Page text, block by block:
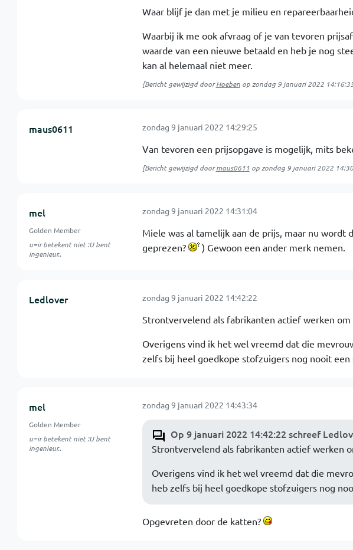
Waar blijf je dan met je milieu en
Waarbij ik me ook afvraag of je van tevoren
waarde van een nieuwe betaald en heb je nog
kan al helemaal niet meer.
[Bericht gewijzigd doorHoebenop zondag 9 januari 2022
maus0611 zondag 9 januari 2022 14:29:25
Van tevoren een prijsopgave is mogelijk, mits
[Bericht gewijzigd doormaus0611op zondag 9 januari 2022
mel
Golden Member
u=ir betekent niet :U bent
ingenieur..
zondag 9 januari 2022 14:31:04
Miele was al tamelijk aan de prijs, maar nu
geprezen?
) Gewoon een ander merk nemen.
Ledlover zondag 9 januari 2022 14:42:22
Strontvervelend als fabrikanten actief werken
Overigens vind ik het wel vreemd dat die
zelfs bij heel goedkope stofzuigers nog nooit
mel
Golden Member
u=ir betekent niet :U bent
ingenieur..
zondag 9 januari 2022 14:43:34
Op 9 januari 2022 14:42:22 schreef
Strontvervelend als fabrikanten actief werken
Overigens vind ik het wel vreemd dat die
heb zelfs bij heel goedkope stofzuigers nog
Opgevreten door de katten?